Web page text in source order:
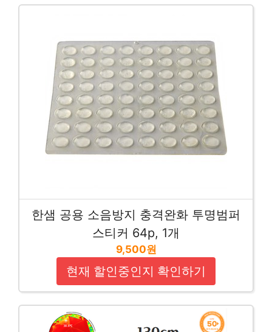
한샘 공용 소음방지 충격완화 투명범퍼
스티커 64p, 1개
9,500원
현재 할인중인지 확인하기